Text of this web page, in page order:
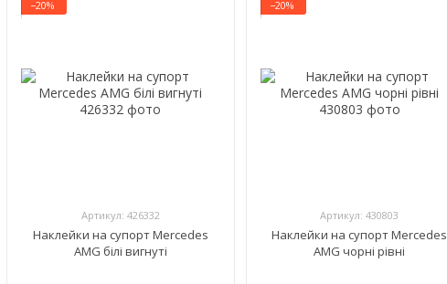
−20%
Артикул: 426332
Наклейки на супорт Mercedes
AMG білі вигнуті
−20%
Артикул: 430803
Наклейки на супорт Mercedes
AMG чорні рівні